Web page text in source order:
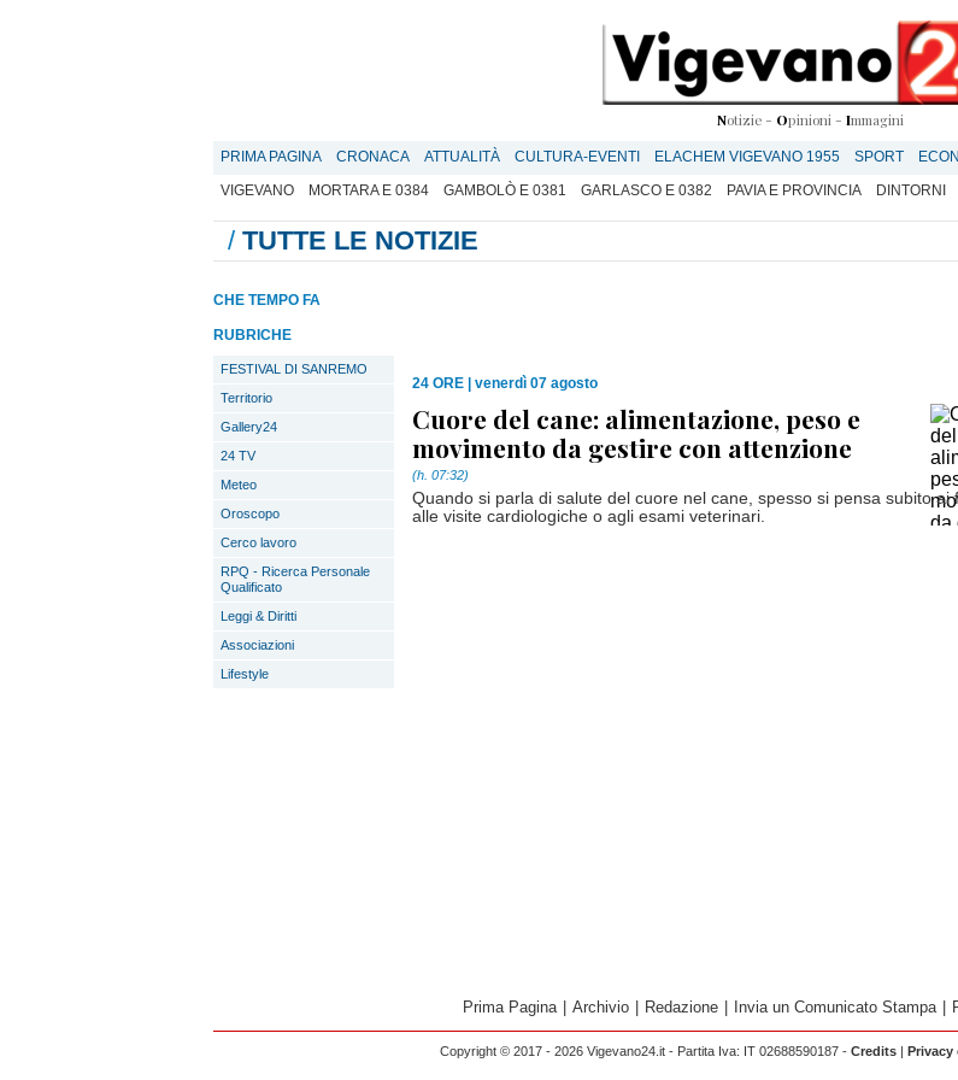
Notizie - Opinioni - Immagini
PRIMA PAGINA CRONACA ATTUALITÀ CULTURA-EVENTI ELACHEM VIGEVANO 1955 SPORT
VIGEVANO
MORTARA E 0384 GAMBOLÒ E 0381 GARLASCO E 0382 PAVIA E PROVINCIA DINTORNI
/ TUTTE LE NOTIZIE
CHE TEMPO FA
RUBRICHE
FESTIVAL DI SANREMO
Territorio
Gallery24
24 TV
Meteo
Oroscopo
Cerco lavoro
RPQ - Ricerca Personale
Qualificato
Leggi & Diritti
Associazioni
Lifestyle
24 ORE venerdì 07 agosto
Cuore del cane: alimentazione, peso e
movimento da gestire con attenzione
(h. 07:32)
Quando si parla di salute del cuore nel cane, spesso si pensa subito ai
alle visite cardiologiche o agli esami veterinari.
Prima Pagina Archivio Redazione Invia un Comunicato Stampa
Copyright © 2017 - 2026 Vigevano24.it - Partita Iva: IT 02688590187 - Credits | Privacy